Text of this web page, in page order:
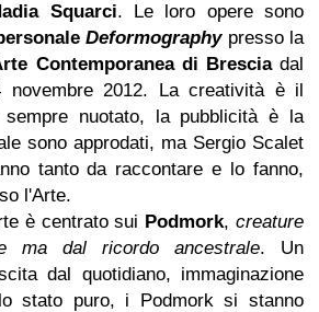
Squarci. Le loro opere sono
Deformographypresso la
Contemporanea di Bresciadal
novembre 2012. La creatività è il
nuotato, la pubblicità è la
sono approdati, ma Sergio Scalet
tanto da raccontare e lo fanno,
l'Arte.
è centrato sui Podmork,creature
ma dal ricordo ancestrale. Un
dal quotidiano, immaginazione
stato puro, i Podmork si stanno